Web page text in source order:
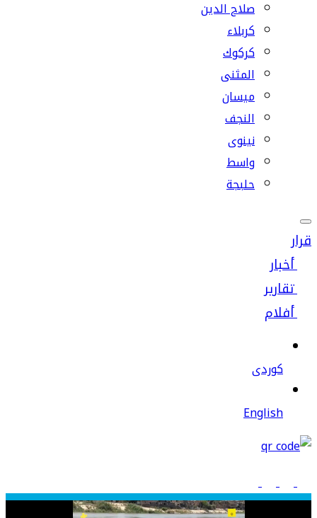
صلاح الدين
كربلاء
كركوك
المثنى
ميسان
النجف
نينوى
واسط
حلبجة
قرار
أخبار
تقارير
أفلام
كوردى
English